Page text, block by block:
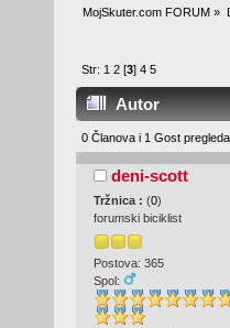
MojSkuter.com FORUM »
Str: 1 2 [3]4 5
Autor
0 Članova i 1 Gost
deni-scott
Tržnica : (0)
forumski biciklist
Postova: 365
Spol: